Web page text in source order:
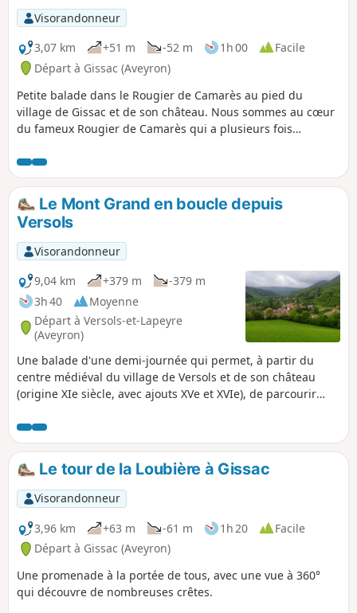
Visorandonneur
3,07 km
+51 m -52 m 1h 00
Facile
Départ à Gissac (Aveyron)
Petite balade dans le Rougier de Camarès au pied du
village de Gissac et de son château. Nous sommes au cœur
du fameux Rougier de Camarès qui a plusieurs fois
paysages sont beaux et le calme qui y règne est reposant.
Ne vous étonnez pas de rencontrer des brebis, vous êtes ici
sur leur domaine.
Le Mont Grand en boucle depuis
Versols
Visorandonneur
9,04 km
+379 m
-379 m
3h 40
Moyenne
Départ à Versols-et-Lapeyre
(Aveyron)
Une balade d'une demi-journée qui permet, à partir du
centre médiéval du village de Versols et de son château
(origine XIe siècle, avec ajouts XVe et XVIe), de parcourir
offerts par la montée au Mont Grand (677 m). Retour sur
Versols en passant par Notre-Dame du Cayla, lieu de
pèlerinage local, dont la présence remonterait au
XIIe siècle.
Le tour de la Loubière à Gissac
Visorandonneur
3,96 km
+63 m -61 m 1h 20
Facile
Départ à Gissac (Aveyron)
Une promenade à la portée de tous, avec une vue à 360°
qui découvre de nombreuses crêtes.